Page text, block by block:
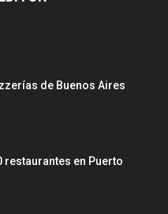
de Buenos Aires
restaurantes en Puerto